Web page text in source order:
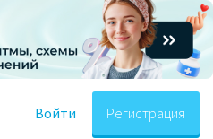
Войти Регистрация